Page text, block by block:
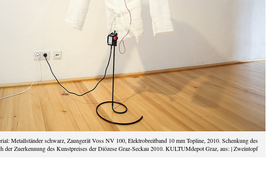
Metallständer schwarz, Zaungerät Voss NV 100, Elektrobreitband 10 mm Topline, 2010. Schenkung des
der Zuerkennung des Kunstpreises der Diözese Graz-Seckau 2010. KULTUMdepot Graz, aus: | Zweintopf